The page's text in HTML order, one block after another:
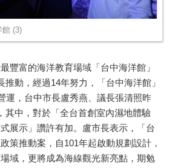
館 (3)
豐富的海洋教育場域「台中海洋館」
推動，經過14年努力，「台中海洋館」
運，台中市長盧秀燕、議長張清照昨
其中，對於「全台首創室內濕地體驗
展示」讚許有加。盧市長表示，「台
策推動案，自101年起啟動規劃設計，
域，更將成為海線觀光新亮點，期勉